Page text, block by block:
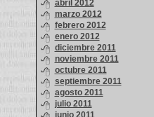
abril 2012
marzo 2012
febrero 2012
enero 2012
diciembre 2011
noviembre 2011
octubre 2011
septiembre 2011
agosto 2011
julio 2011
junio 2011